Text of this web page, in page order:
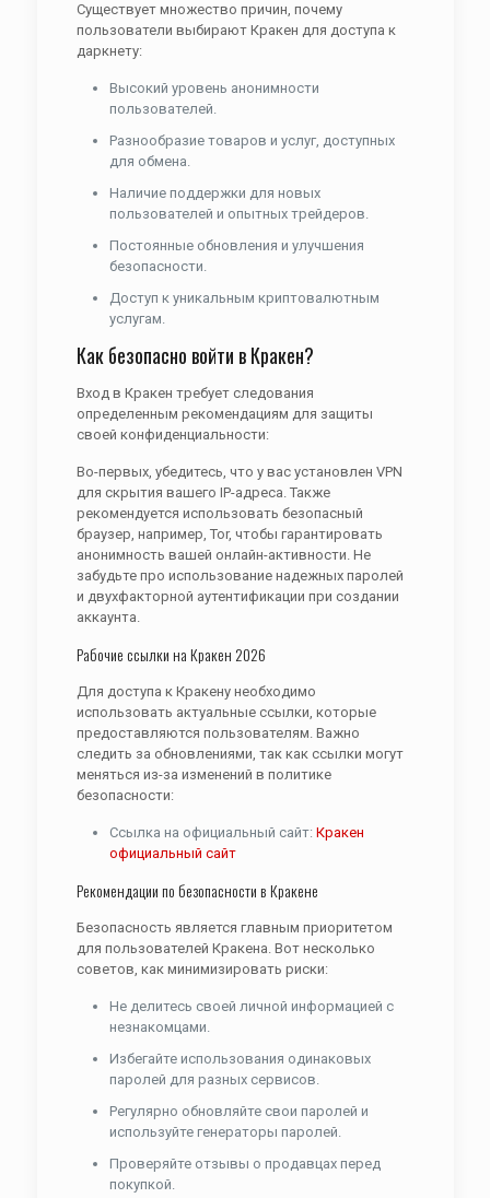
Существует множество причин, почему
пользователи выбирают Кракен для доступа к
даркнету:
Высокий уровень анонимности
пользователей.
Разнообразие товаров и услуг, доступных
для обмена.
Наличие поддержки для новых
пользователей и опытных трейдеров.
Постоянные обновления и улучшения
безопасности.
Доступ к уникальным криптовалютным
услугам.
Как безопасно войти в Кракен?
Вход в Кракен требует следования
определенным рекомендациям для защиты
своей конфиденциальности:
Во-первых, убедитесь, что у вас установлен VPN
для скрытия вашего IP-адреса. Также
рекомендуется использовать безопасный
браузер, например, Tor, чтобы гарантировать
анонимность вашей онлайн-активности. Не
забудьте про использование надежных паролей
и двухфакторной аутентификации при создании
аккаунта.
Рабочие ссылки на Кракен 2026
Для доступа к Кракену необходимо
использовать актуальные ссылки, которые
предоставляются пользователям. Важно
следить за обновлениями, так как ссылки могут
меняться из-за изменений в политике
безопасности:
Ссылка на официальный сайт: Кракен
официальный сайт
Рекомендации по безопасности в Кракене
Безопасность является главным приоритетом
для пользователей Кракена. Вот несколько
советов, как минимизировать риски:
Не делитесь своей личной информацией с
незнакомцами.
Избегайте использования одинаковых
паролей для разных сервисов.
Регулярно обновляйте свои паролей и
используйте генераторы паролей.
Проверяйте отзывы о продавцах перед
покупкой.